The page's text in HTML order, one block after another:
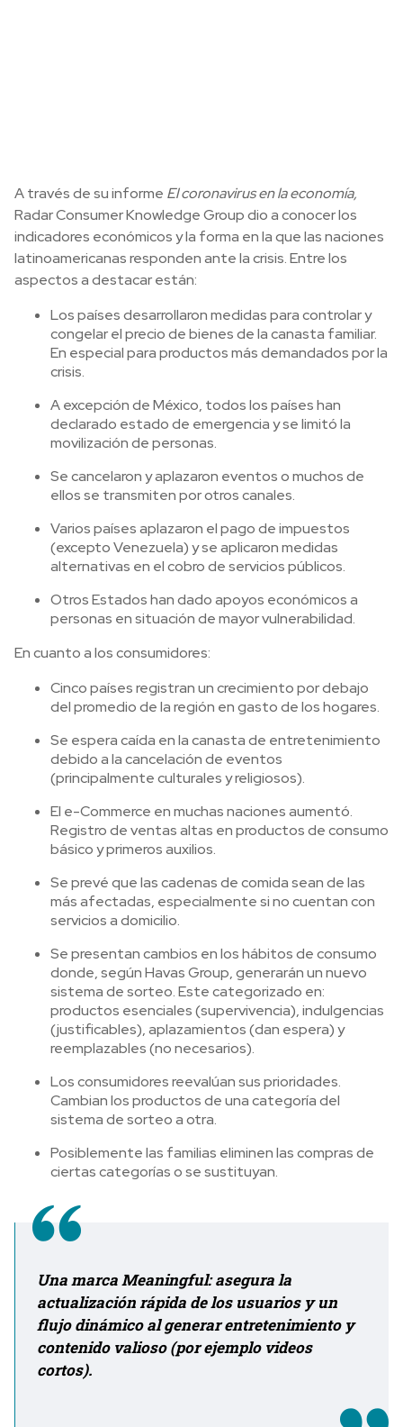
A través de su informe El coronavirus en la economía,
Radar Consumer Knowledge Group dio a conocer los
indicadores económicos y la forma en la que las naciones
latinoamericanas responden ante la crisis. Entre los
aspectos a destacar están:
Los países desarrollaron medidas para controlar y
congelar el precio de bienes de la canasta familiar.
En especial para productos más demandados por la
crisis.
A excepción de México, todos los países han
declarado estado de emergencia y se limitó la
movilización de personas.
Se cancelaron y aplazaron eventos o muchos de
ellos se transmiten por otros canales.
Varios países aplazaron el pago de impuestos
(excepto Venezuela) y se aplicaron medidas
alternativas en el cobro de servicios públicos.
Otros Estados han dado apoyos económicos a
personas en situación de mayor vulnerabilidad.
En cuanto a los consumidores:
Cinco países registran un crecimiento por debajo
del promedio de la región en gasto de los hogares.
Se espera caída en la canasta de entretenimiento
debido a la cancelación de eventos
(principalmente culturales y religiosos).
El e-Commerce en muchas naciones aumentó.
Registro de ventas altas en productos de consumo
básico y primeros auxilios.
Se prevé que las cadenas de comida sean de las
más afectadas, especialmente si no cuentan con
servicios a domicilio.
Se presentan cambios en los hábitos de consumo
donde, según Havas Group, generarán un nuevo
sistema de sorteo. Este categorizado en:
productos esenciales (supervivencia), indulgencias
(justificables), aplazamientos (dan espera) y
reemplazables (no necesarios).
Los consumidores reevalúan sus prioridades.
Cambian los productos de una categoría del
sistema de sorteo a otra.
Posiblemente las familias eliminen las compras de
ciertas categorías o se sustituyan.
Una marca Meaningful: asegura la
actualización rápida de los usuarios y un
flujo dinámico al generar entretenimiento y
contenido valioso (por ejemplo videos
cortos).